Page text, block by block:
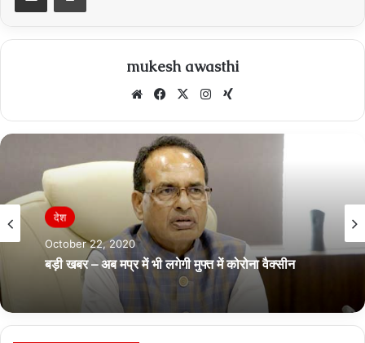
mukesh awasthi
WebsiteFacebook
X Instagram
देश
October 22, 2020
बड़ी खबर – अब मप्र में भी लगेगी मुफ्त में कोरोना वैक्सीन